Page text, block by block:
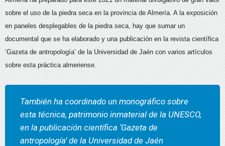
sobre el uso de la piedra seca en la provincia de Almería. A la exposición
en paneles desplegables de la piedra seca, hay que sumar un
documental que se ha elaborado y una publicación en la revista científica
‘Gazeta de antropología’ de la Universidad de Jaén con varios artículos
sobre esta práctica almeriense.
También ha coordinado un monográfico sobre
esta técnica, patrimonio inmaterial de la UNESCO,
en la publicación científica ‘Gazeta de
antropología’ de la Universidad de Jaén